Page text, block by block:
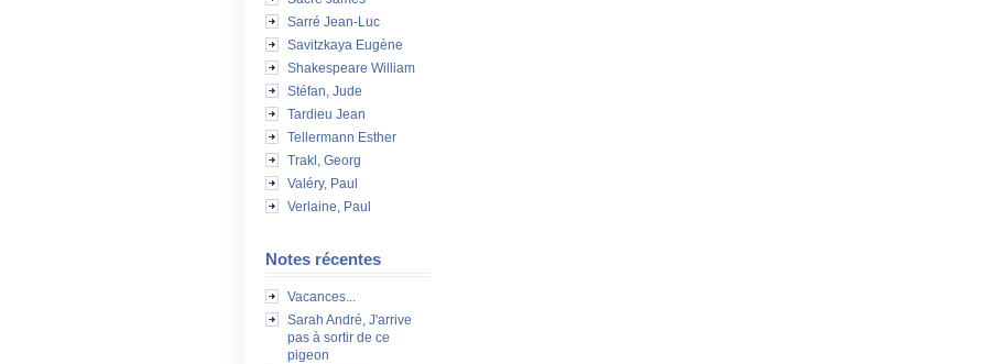
Sarré Jean-Luc
Savitzkaya Eugène
Shakespeare William
Stéfan, Jude
Tardieu Jean
Tellermann Esther
Trakl, Georg
Valéry, Paul
Verlaine, Paul
Notes récentes
Vacances...
Sarah André, J'arrive
pas à sortir de ce
pigeon